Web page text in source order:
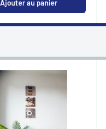
Ajouter au panier